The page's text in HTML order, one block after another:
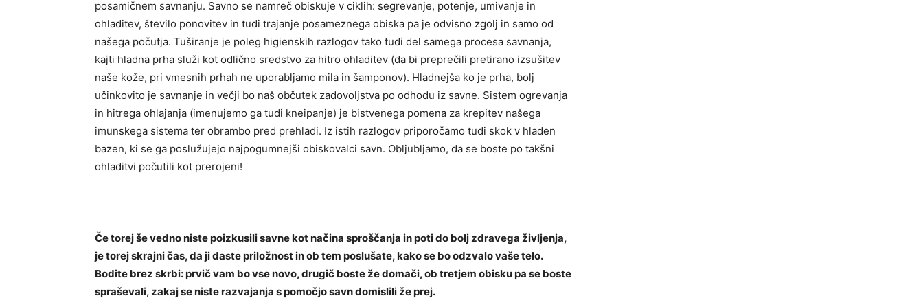
posamičnem savnanju. Savno se namreč obiskuje v ciklih: segrevanje, potenje, umivanje in
ohladitev, število ponovitev in tudi trajanje posameznega obiska pa je odvisno zgolj in samo od
našega počutja. Tuširanje je poleg higienskih razlogov tako tudi del samega procesa savnanja,
kajti hladna prha služi kot odlično sredstvo za hitro ohladitev (da bi preprečili pretirano izsušitev
naše kože, pri vmesnih prhah ne uporabljamo mila in šamponov). Hladnejša ko je prha, bolj
učinkovito je savnanje in večji bo naš občutek zadovoljstva po odhodu iz savne. Sistem ogrevanja
in hitrega ohlajanja (imenujemo ga tudi kneipanje) je bistvenega pomena za krepitev našega
imunskega sistema ter obrambo pred prehladi. Iz istih razlogov priporočamo tudi skok v hladen
bazen, ki se ga poslužujejo najpogumnejši obiskovalci savn. Obljubljamo, da se boste po takšni
ohladitvi počutili kot prerojeni!
Če torej še vedno niste poizkusili savne kot načina sproščanja in poti do bolj zdravega življenja,
je torej skrajni čas, da ji daste priložnost in ob tem poslušate, kako se bo odzvalo vaše telo.
Bodite brez skrbi: prvič vam bo vse novo, drugič boste že domači, ob tretjem obisku pa se boste
spraševali, zakaj se niste razvajanja s pomočjo savn domislili že prej.